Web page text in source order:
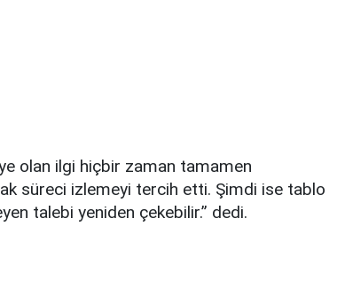
olan ilgi hiçbir zaman tamamen
süreci izlemeyi tercih etti. Şimdi ise tablo
talebi yeniden çekebilir.” dedi.